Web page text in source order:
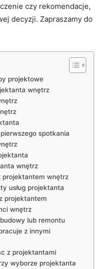
czy⁤ rekomendacje,
decyzji. Zapraszamy do
projektowe
wnętrz
spotkania
wnętrz
projektantem ⁤wnętrz
usług projektanta
projektantem
wnętrz
lub remontu
z ‍innymi
z projektantami
wyborze projektanta